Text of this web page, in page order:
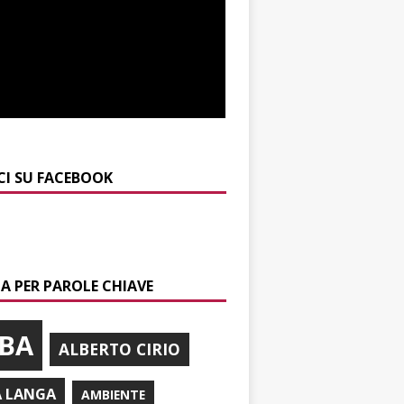
SU FACEBOOK
PER PAROLE CHIAVE
ALBERTO CIRIO
LANGA AMBIENTE